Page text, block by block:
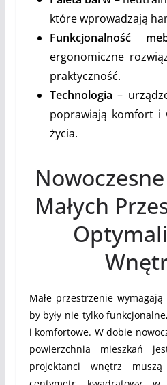
które wprowadzają
Funkcjonalność
ergonomiczne
praktyczność.
Technologia –
poprawiają komfort i
życia.
Małych
Małe przestrzenie
by były nie tylko
i komfortowe. W dobie
powierzchnia mieszkań
projektanci wnętrz muszą